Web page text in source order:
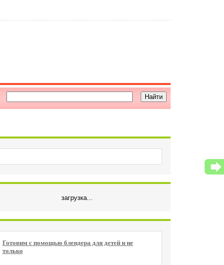
загрузка...
Готовим с помощью блендера для детей и не
только